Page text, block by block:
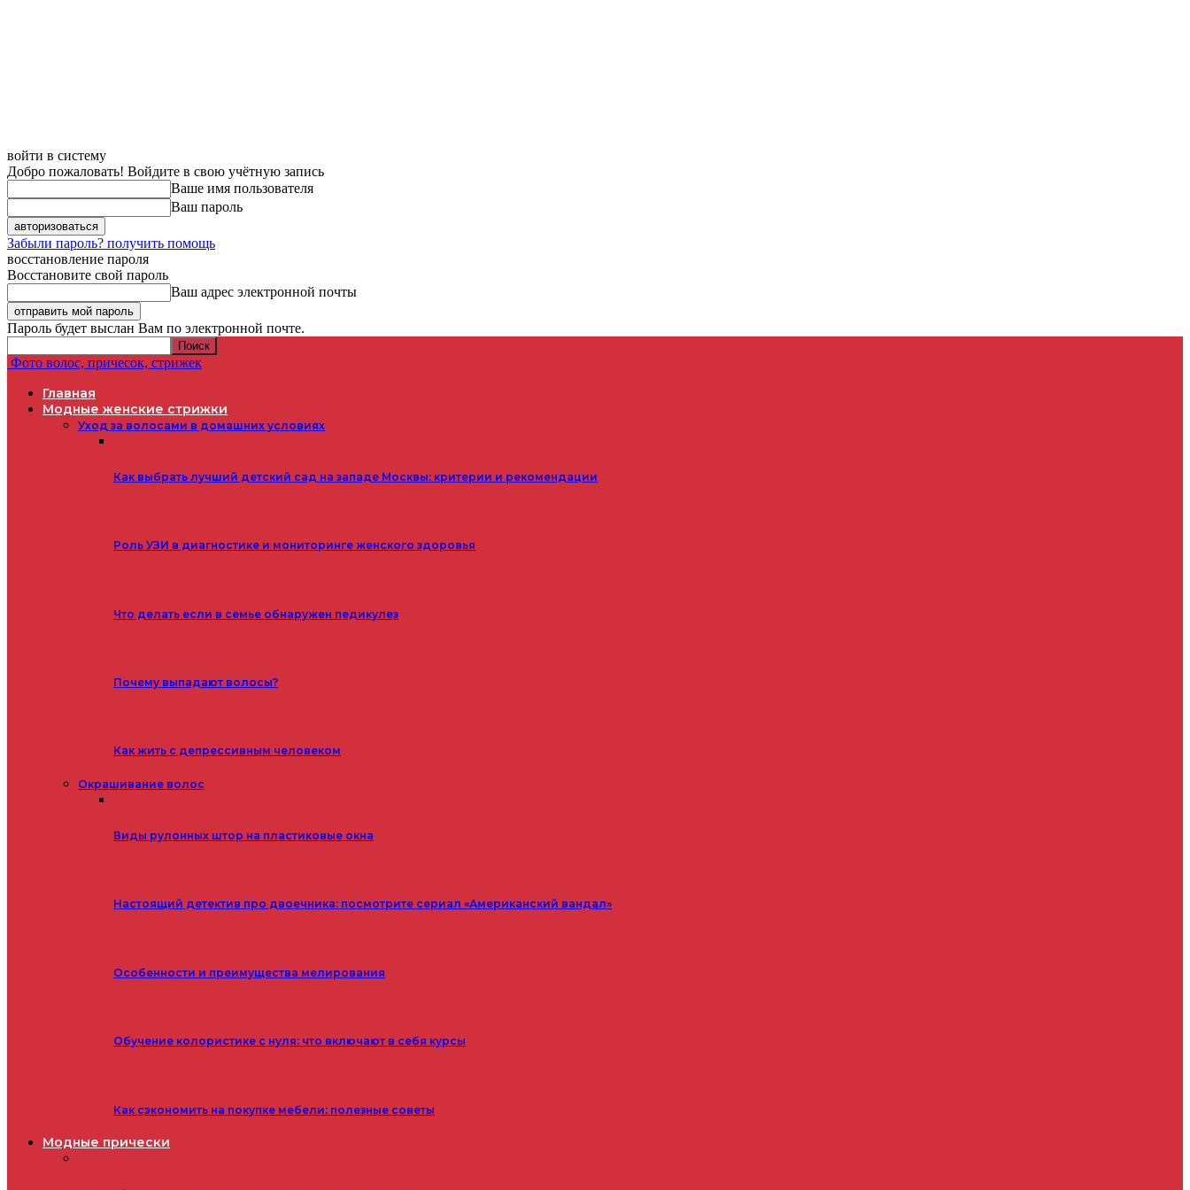
войти в систему
Добро пожаловать! Войдите в свою учётную запись
Ваше имя пользователя
Ваш пароль
Забыли пароль? получить помощь
восстановление пароля
Восстановите свой пароль
Ваш адрес электронной почты
Пароль будет выслан Вам по электронной почте.
Фото волос, причесок, стрижек
Главная
Модные женские стрижки
Уход за волосами в домашних условиях
Как выбрать лучший детский сад на западе Москвы: критерии и рекомендации
Роль УЗИ в диагностике и мониторинге женского здоровья
Что делать если в семье обнаружен педикулез
Почему выпадают волосы?
Как жить с депрессивным человеком
Окрашивание волос
Виды рулонных штор на пластиковые окна
Настоящий детектив про двоечника: посмотрите сериал «Американский вандал»
Особенности и преимущества мелирования
Обучение колористике с нуля: что включают в себя курсы
Как сэкономить на покупке мебели: полезные советы
Модные прически